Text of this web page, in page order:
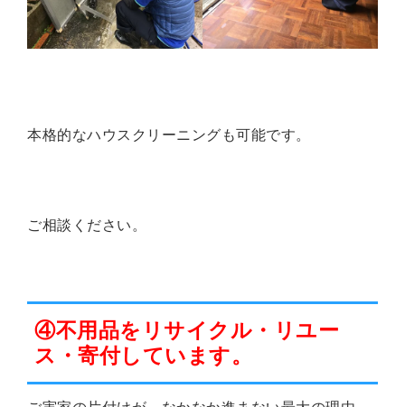
本格的なハウスクリーニングも可能です。
ご相談ください。
④不用品をリサイクル・リユー
ス・寄付しています。